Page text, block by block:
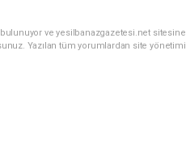
ve yesilbanazgazetesi.net
Yazılan tüm yorumlardan site